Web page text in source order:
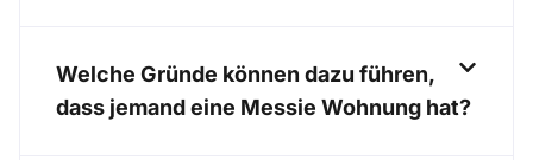
Welche Gründe können dazu führen,
dass jemand eine Messie Wohnung hat?